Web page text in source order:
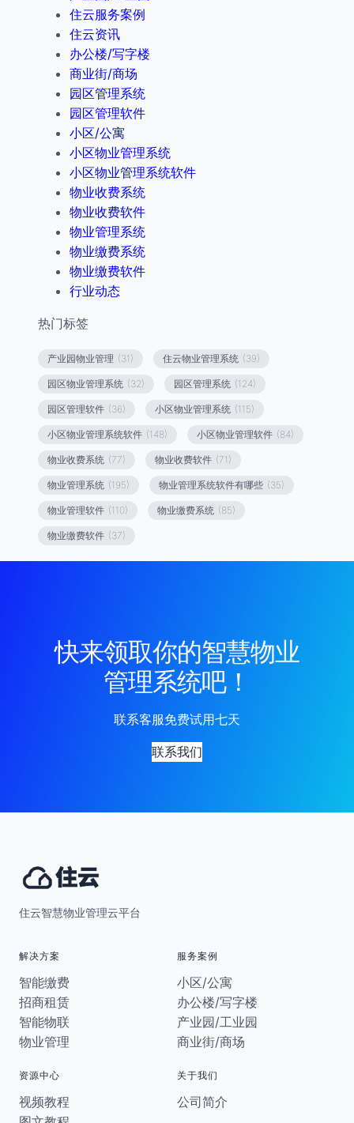
住云服务案例
住云资讯
办公楼/写字楼
商业街/商场
园区管理系统
园区管理软件
小区/公寓
小区物业管理系统
小区物业管理系统软件
物业收费系统
物业收费软件
物业管理系统
物业缴费系统
物业缴费软件
行业动态
热门标签
产业园物业管理 (31) 住云物业管理系统 (39)
园区物业管理系统 (32) 园区管理系统 (124)
园区管理软件 (36) 小区物业管理系统 (115)
小区物业管理系统软件 (148) 小区物业管理软件 (84)
物业收费系统 (77) 物业收费软件 (71)
物业管理系统 (195) 物业管理系统软件有哪些 (35)
物业管理软件 (110) 物业缴费系统 (85)
物业缴费软件 (37)
快来领取你的智慧物业
管理系统吧！
联系客服免费试用七天
联系我们
住云智慧物业管理云平台
解决方案
智能缴费
招商租赁
智能物联
物业管理
服务案例
小区/公寓
办公楼/写字楼
产业园/工业园
商业街/商场
资源中心
视频教程
关于我们
公司简介